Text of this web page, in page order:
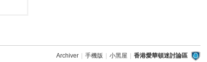
Archiver 手機版 小黑屋 香港愛華頓迷討論區